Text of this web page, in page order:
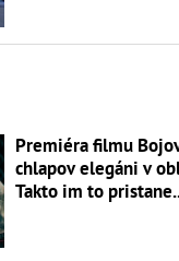
Premiéra filmu
chlapov elegáni v
Takto im to